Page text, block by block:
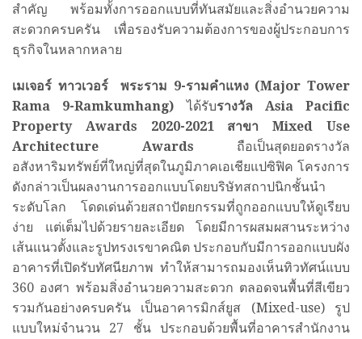
สำคัญ พร้อมทั้งการออกแบบที่ทันสมัยและสิ่งอำนวยความ
สะดวกครบครัน เพื่อรองรับความต้องการของผู้ประกอบการ
ธุรกิจในหลากหลาย
เมเจอร์ ทาวเวอร์ พระราม 9-รามคำแหง (Major Tower
Rama 9-Ramkumhang) ได้รับรางวัล Asia Pacific
Property Awards 2020-2021 สาขา Mixed Use
Architecture Awards ถือเป็นสุดยอดรางวัล
อสังหาริมทรัพย์ที่ใหญ่ที่สุดในภูมิภาคเอเชียแปซิฟิค โครงการ
ดังกล่าวเป็นผลงานการออกแบบโดยบริษัทสถาปนิกชั้นนำ
ระดับโลก โดดเด่นด้วยสถาปัตยกรรมที่ถูกออกแบบให้ดูเรียบ
ง่าย แต่เต็มไปด้วยรายละเอียด โดยมีการผสมผสานระหว่าง
เส้นแนวตั้งและรูปทรงเรขาคณิต ประกอบกับมีการออกแบบผัง
อาคารที่เปิดรับทัศนียภาพ ทำให้สามารถมองเห็นทิวทัศน์แบบ
360 องศา พร้อมสิ่งอำนวยความสะดวก ตลอดจนพื้นที่สีเขียว
รวมกันอย่างครบครัน เป็นอาคารมิกส์ยูส (Mixed-use) รูป
แบบใหม่จำนวน 27 ชั้น ประกอบด้วยพื้นที่อาคารสำนักงาน